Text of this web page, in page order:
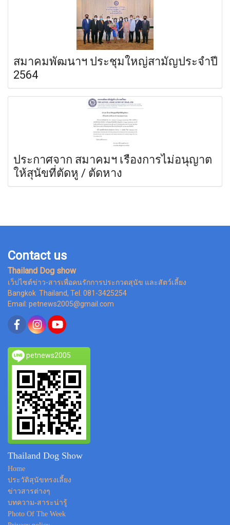
สมาคมพัฒนาฯ ประชุมใหญ่สามัญประจำปี
2564
ประกาศจาก สมาคมฯ เรื่องการไม่อนุญาต
ให้สุนัขที่ตัดหู / ตัดหาง
Contact us
Thailand Dog show
เว็ปไซต์ข่าว-สารเพื่อคนรักการประกวดสุนัข และสัตว์เลี้ยง
Bangkok Thailand, Tel. 081-3425254
Email: petnews2005@gmail.com
petnews2005
Thailand Dog Show
Home
ประวัติสุนัขทรงเลี้ยง
ข่าวสารต่างๆ
บทความ-สาระน่ารู้
Photo Of The Week